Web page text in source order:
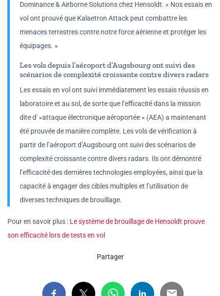
Dominance & Airborne Solutions chez Hensoldt. « Nos essais en
vol ont prouvé que Kalaetron Attack peut combattre les
menaces terrestres contre notre force aérienne et protéger les
équipages. »
Les vols depuis l’aéroport d’Augsbourg ont suivi des
scénarios de complexité croissante contre divers radars
Les essais en vol ont suivi immédiatement les essais réussis en
laboratoire et au sol, de sorte que l’efficacité dans la mission
dite d' »attaque électronique aéroportée » (AEA) a maintenant
été prouvée de manière complète. Les vols de vérification à
partir de l’aéroport d’Augsbourg ont suivi des scénarios de
complexité croissante contre divers radars. Ils ont démontré
l’efficacité des dernières technologies employées, ainsi que la
capacité à engager des cibles multiples et l’utilisation de
diverses techniques de brouillage.
Pour en savoir plus : Le système de brouillage de Hensoldt prouve
son efficacité lors de tests en vol
Partager